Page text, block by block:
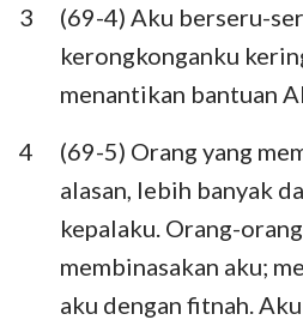
Obaja
Mikha
Habakuk
Hagai
Maleakhi
3
(69-4) Aku berseru-
kerongkonganku
menantikan bantuan
4
(69-5) Orang yang
alasan, lebih banyak
kepalaku. Orang-
membinasakan aku;
aku dengan fitnah.